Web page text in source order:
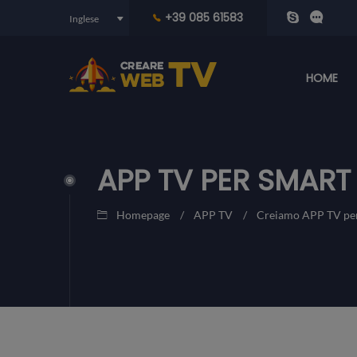
+39 085 61583
HOME
APP TV PER
Homepage APP TV Creiamo APP TV